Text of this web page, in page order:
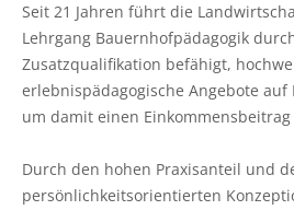
Bau-, Energie- und
Seit 21 Jahren führt die
Lehrgang Bauernhofpädagogik
Zusatzqualifikation befähigt,
erlebnispädagogische Angebote
um damit einen
Durch den hohen Praxisanteil und
persönlichkeitsorientierten